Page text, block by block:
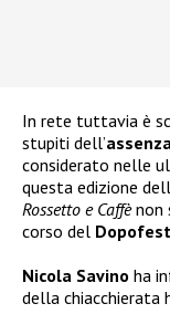
In rete tuttavia è
stupiti dell’
considerato nelle
questa edizione
Rossetto e Caffènon
corso del
Nicola Savino ha
della chiacchierata